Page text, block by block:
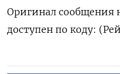
Оригинал сообщения
доступен по коду: